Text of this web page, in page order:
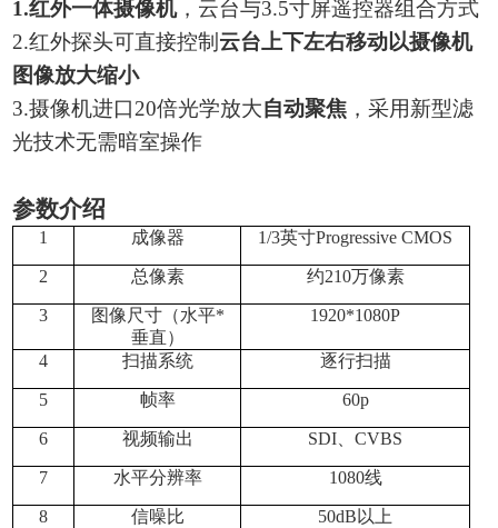
1.红外一体摄像机，云台与3.5寸屏遥控器组合方式
2.红外探头可直接控制 云台上下左右移动以摄像机
图像放大缩小
3.摄像机进口20倍光学放大自动聚焦 ，采用新型滤
光技术无需暗室操作
参数介绍
1 成像器 1/3英寸Progressive CMOS
2 总像素 约210万像素
3
图像尺寸（水平*
垂直）
1920*1080P
4 扫描系统 逐行扫描
5 帧率 60p
6 视频输出 SDI 、CVBS
7 水平分辨率 1080线
8 信噪比 50dB 以上